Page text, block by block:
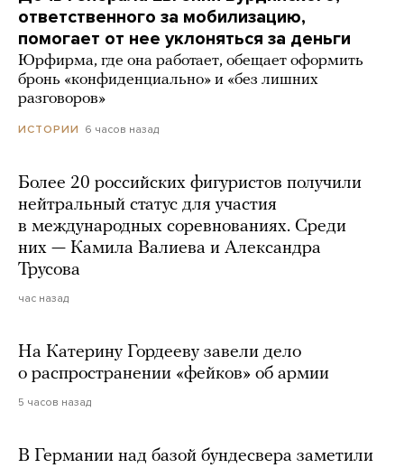
ответственного за мобилизацию,
помогает от нее уклоняться за деньги
Юрфирма, где она работает, обещает оформить
бронь «конфиденциально» и «без лишних
разговоров»
ИСТОРИИ 6 часов назад
Более 20 российских фигуристов получили
нейтральный статус для участия
в международных соревнованиях. Среди
них — Камила Валиева и Александра
Трусова
час назад
На Катерину Гордееву завели дело
о распространении «фейков» об армии
5 часов назад
В Германии над базой бундесвера заметили